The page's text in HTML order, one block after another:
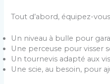
Tout d’abord, équipez-
Un niveau à bulle pour
Une perceuse pour visser
Un tournevis adapté aux
Une scie, au besoin, pour